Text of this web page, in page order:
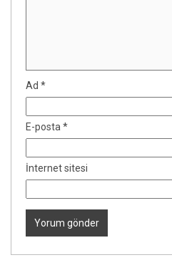
Ad *
E-posta *
İnternet sitesi